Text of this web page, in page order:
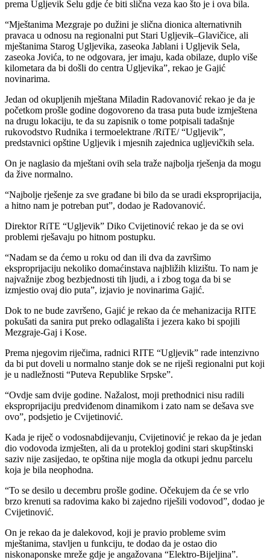
prema Ugljevik Selu gdje će biti slična veza kao što je i ova bila.
“Mještanima Mezgraje po dužini je slična dionica alternativnih
pravaca u odnosu na regionalni put Stari Ugljevik–Glavičice, ali
mještanima Starog Ugljevika, zaseoka Jablani i Ugljevik Sela,
zaseoka Jovića, to ne odgovara, jer imaju, kada obilaze, duplo više
kilometara da bi došli do centra Ugljevika”, rekao je Gajić
novinarima.
Jedan od okupljenih mještana Miladin Radovanović rekao je da je
početkom prošle godine dogovoreno da trasa puta bude izmještena
na drugu lokaciju, te da su zapisnik o tome potpisali tadašnje
rukovodstvo Rudnika i termoelektrane /RiTE/ “Ugljevik”,
predstavnici opštine Ugljevik i mjesnih zajednica ugljevičkih sela.
On je naglasio da mještani ovih sela traže najbolja rješenja da mogu
da žive normalno.
“Najbolje rješenje za sve građane bi bilo da se uradi eksproprijacija,
a hitno nam je potreban put”, dodao je Radovanović.
Direktor RiTE “Ugljevik” Diko Cvijetinović rekao je da se ovi
problemi rješavaju po hitnom postupku.
“Nadam se da ćemo u roku od dan ili dva da završimo
eksproprijaciju nekoliko domaćinstava najbližih klizištu. To nam je
najvažnije zbog bezbjednosti tih ljudi, a i zbog toga da bi se
izmjestio ovaj dio puta”, izjavio je novinarima Gajić.
Dok to ne bude završeno, Gajić je rekao da će mehanizacija RITE
pokušati da sanira put preko odlagališta i jezera kako bi spojili
Mezgraje-Gaj i Kose.
Prema njegovim riječima, radnici RITE “Ugljevik” rade intenzivno
da bi put doveli u normalno stanje dok se ne riješi regionalni put koji
je u nadležnosti “Puteva Republike Srpske”.
“Ovdje sam dvije godine. Nažalost, moji prethodnici nisu radili
eksproprijaciju predviđenom dinamikom i zato nam se dešava sve
ovo”, podsjetio je Cvijetinović.
Kada je riječ o vodosnabdijevanju, Cvijetinović je rekao da je jedan
dio vodovoda izmješten, ali da u protekloj godini stari skupštinski
saziv nije zasijedao, te opština nije mogla da otkupi jednu parcelu
koja je bila neophodna.
“To se desilo u decembru prošle godine. Očekujem da će se vrlo
brzo krenuti sa radovima kako bi zajedno riješili vodovod”, dodao je
Cvijetinović.
On je rekao da je dalekovod, koji je pravio probleme svim
mještanima, stavljen u funkciju, te dodao da je ostao dio
niskonaponske mreže gdje je angažovana “Elektro-Bijeljina”.